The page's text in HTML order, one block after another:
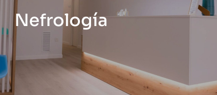
Nefrología